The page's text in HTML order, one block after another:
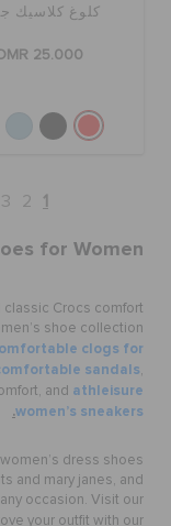
كلوغ كلاسيك
25.000
1
2
3
for Women
classic Crocs comfort
shoe collection
clogs for
sandals,
and athleisure
women’s sneakers
.
dress shoes
and mary janes, and
occasion. Visit our
your outfit with our